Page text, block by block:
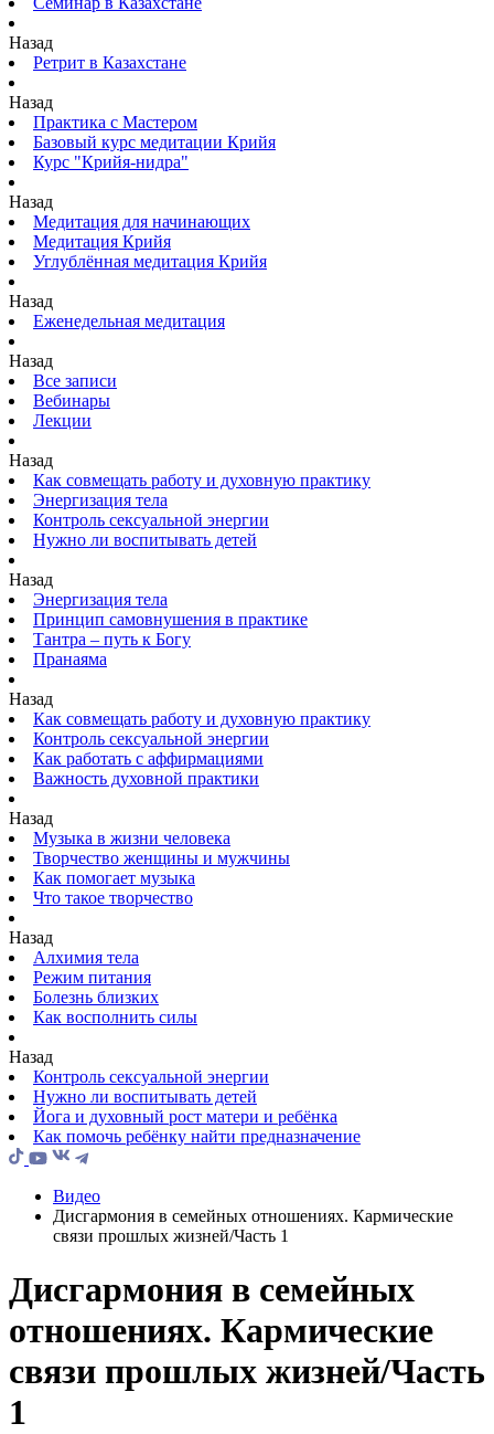
Назад
Ретрит в Казахстане
Назад
Практика с Мастером
Базовый курс медитации Крийя
Курс "Крийя-нидра"
Назад
Медитация для начинающих
Медитация Крийя
Углублённая медитация Крийя
Назад
Еженедельная медитация
Назад
Все записи
Вебинары
Лекции
Назад
Как совмещать работу и духовную практику
Энергизация тела
Контроль сексуальной энергии
Нужно ли воспитывать детей
Назад
Энергизация тела
Принцип самовнушения в практике
Тантра – путь к Богу
Пранаяма
Назад
Как совмещать работу и духовную практику
Контроль сексуальной энергии
Как работать с аффирмациями
Важность духовной практики
Назад
Музыка в жизни человека
Творчество женщины и мужчины
Как помогает музыка
Что такое творчество
Назад
Алхимия тела
Режим питания
Болезнь близких
Как восполнить силы
Назад
Контроль сексуальной энергии
Нужно ли воспитывать детей
Йога и духовный рост матери и ребёнка
Как помочь ребёнку найти предназначение
Видео
Дисгармония в семейных отношениях. Кармические
связи прошлых жизней/Часть 1
Дисгармония в семейных
отношениях. Кармические
связи прошлых жизней/Часть
1